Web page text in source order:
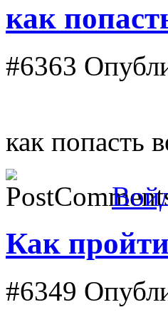
как
#6363
как попасть
Как пройти
#6349